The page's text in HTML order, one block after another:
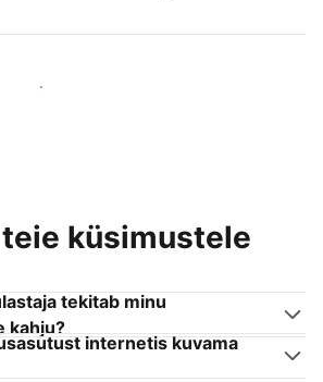
võõrustajatega
küsimustele
tekitab minu
kahju?
internetis kuvama